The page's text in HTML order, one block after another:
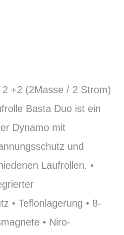
+2 (2Masse / 2 Strom)
Basta Duo ist ein
Dynamo mit
und
Laufrollen. •
• Teflonlagerung • 8-
• Niro-